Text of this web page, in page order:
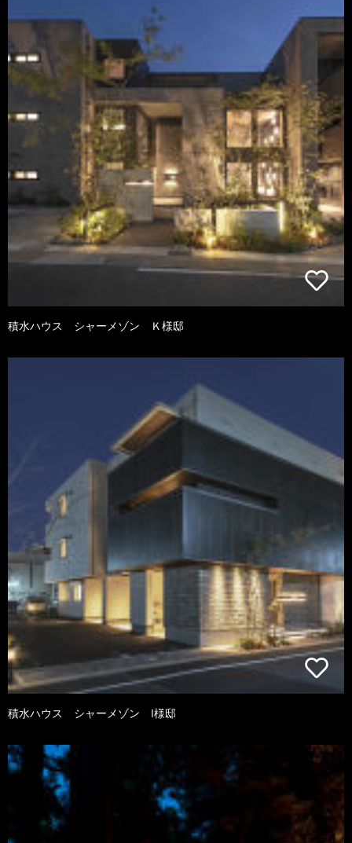
積水ハウス シャーメゾン Ｋ様邸
積水ハウス シャーメゾン I様邸